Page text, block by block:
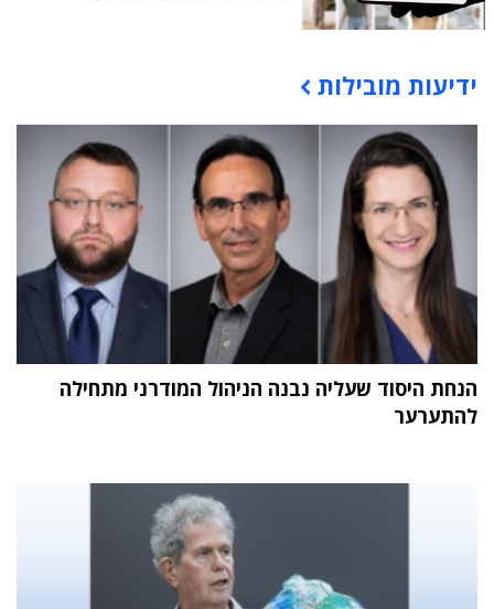
תוכן פרסומי
ידיעות מובילות
הנחת היסוד שעליה נבנה הניהול המודרני מתחילה
להתערער